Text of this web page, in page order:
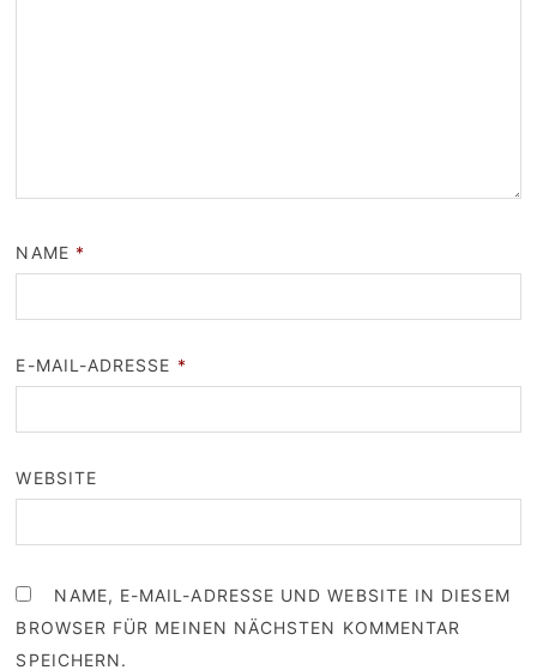
NAME *
E-MAIL-ADRESSE *
WEBSITE
NAME, E-MAIL-ADRESSE UND WEBSITE IN DIESEM
BROWSER FÜR MEINEN NÄCHSTEN KOMMENTAR
SPEICHERN.